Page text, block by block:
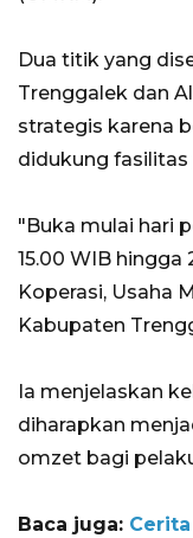
Dua titik yang
Trenggalek dan
strategis karena
didukung
"Buka mulai hari
15.00 WIB hingga
Koperasi, Usaha
Kabupaten
Ia menjelaskan
diharapkan
omzet bagi
Baca juga: